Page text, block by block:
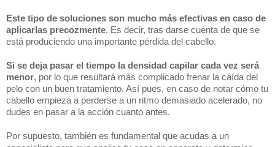
Este tipo de soluciones son mucho más efectivas en caso de
aplicarlas precozmente. Es decir, tras darse cuenta de que se
está produciendo una importante pérdida del cabello.
Si se deja pasar el tiempo la densidad capilar cada vez será
menor, por lo que resultará más complicado frenar la caída del
pelo con un buen tratamiento. Así pues, en caso de notar cómo tu
cabello empieza a perderse a un ritmo demasiado acelerado, no
dudes en pasar a la acción cuanto antes.
Por supuesto, también es fundamental que acudas a un